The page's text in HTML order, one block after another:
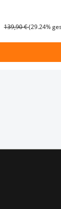
139,90 €(29.24%